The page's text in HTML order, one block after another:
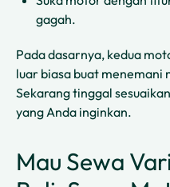
gagah.
Pada dasarnya, kedua
luar biasa buat menemani
Sekarang tinggal
yang Anda inginkan.
Mau Sewa